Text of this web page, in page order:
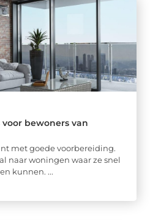
bewoners van
met goede voorbereiding.
naar woningen waar ze snel
kunnen. ...